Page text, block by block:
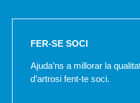
FER-SE SOCI
Ajuda’ns a millorar la
d’artrosi fent-te soci.